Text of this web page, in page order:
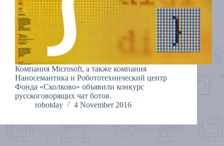
Компания Microsoft, а также компания
Наносемантика и Робототехнический центр
Фонда «Сколково» объявили конкурс
русскоговорящих чат ботов.
robotday
4 November 2016